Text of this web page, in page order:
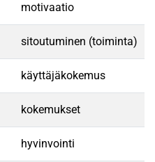
motivaatio
sitoutuminen (toiminta)
käyttäjäkokemus
kokemukset
hyvinvointi